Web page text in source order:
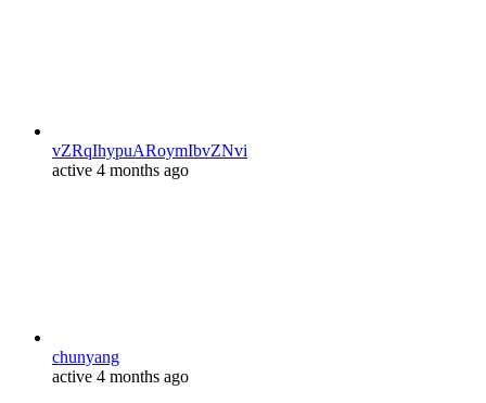
vZRqIhypuARoymIbvZNvi
active 4 months ago
chunyang
active 4 months ago